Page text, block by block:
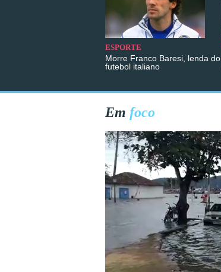
ESPORTE
Morre Franco Baresi, lenda do
futebol italiano
Em foco